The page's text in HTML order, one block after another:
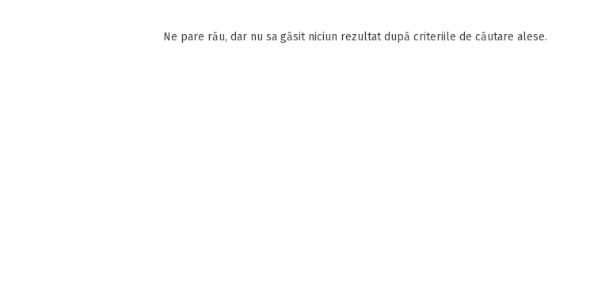
Ne pare rău, dar nu sa găsit niciun rezultat după criteriile de căutare alese.